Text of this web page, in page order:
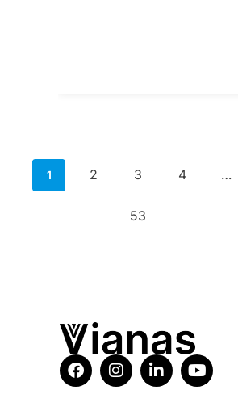
1 2 3 4 …
53